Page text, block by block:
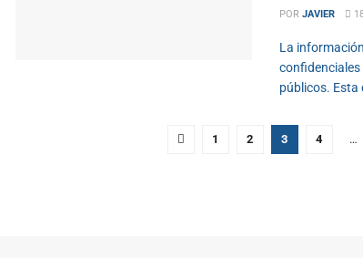
POR JAVIER
La
confidenciales
públicos.
1 2 3 4 …